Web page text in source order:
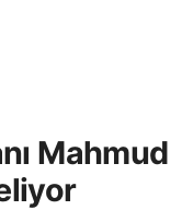
Mahmud